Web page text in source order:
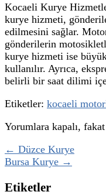
Kocaeli Kurye
kurye hizmeti,
edilmesini sağlar.
gönderilerin
kurye hizmeti ise
kullanılır. Ayrıca,
belirli bir saat dilimi
Etiketler: kocaeli
Yorumlara kapalı, fakat
← Düzce Kurye
Bursa Kurye →
Etiketler